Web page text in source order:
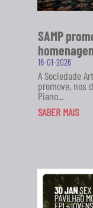
SAMP
16-01-2026
A Sociedade
promove, nos
Piano...
SABER MAIS